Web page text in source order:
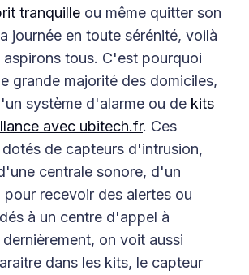
tranquille ou même quitter son
journée en toute sérénité, voilà
aspirons tous. C'est pourquoi
grande majorité des domiciles,
système d'alarme ou de kits
avec ubitech.fr. Ces
de capteurs d'intrusion,
centrale sonore, d'un
recevoir des alertes ou
à un centre d'appel à
on voit aussi
dans les kits, le capteur